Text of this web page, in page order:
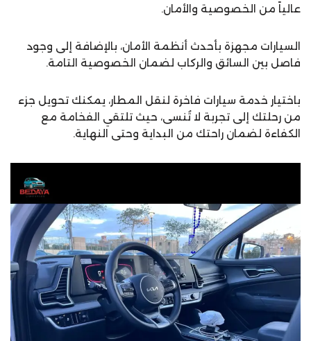
عالياً من الخصوصية والأمان.
السيارات مجهزة بأحدث أنظمة الأمان، بالإضافة إلى وجود
فاصل بين السائق والركاب لضمان الخصوصية التامة.
باختيار خدمة سيارات فاخرة لنقل المطار، يمكنك تحويل جزء
من رحلتك إلى تجربة لا تُنسى، حيث تلتقي الفخامة مع
الكفاءة لضمان راحتك من البداية وحتى النهاية.